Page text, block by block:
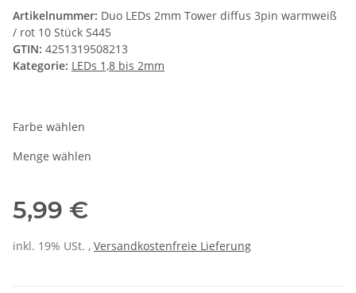
Artikelnummer: Duo LEDs 2mm Tower diffus 3pin warmweiß
/ rot 10 Stück S445
GTIN: 4251319508213
Kategorie: LEDs 1,8 bis 2mm
Farbe wählen
Menge wählen
5,99 €
inkl. 19% USt. , Versandkostenfreie Lieferung